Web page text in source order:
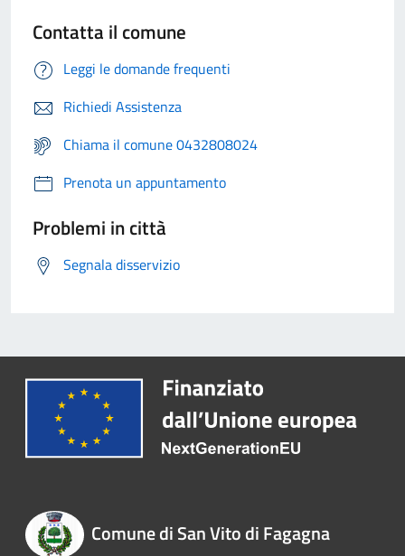
Contatta il comune
Leggi le domande frequenti
Richiedi Assistenza
Chiama il comune 0432808024
Prenota un appuntamento
Problemi in città
Segnala disservizio
Comune di San Vito di Fagagna